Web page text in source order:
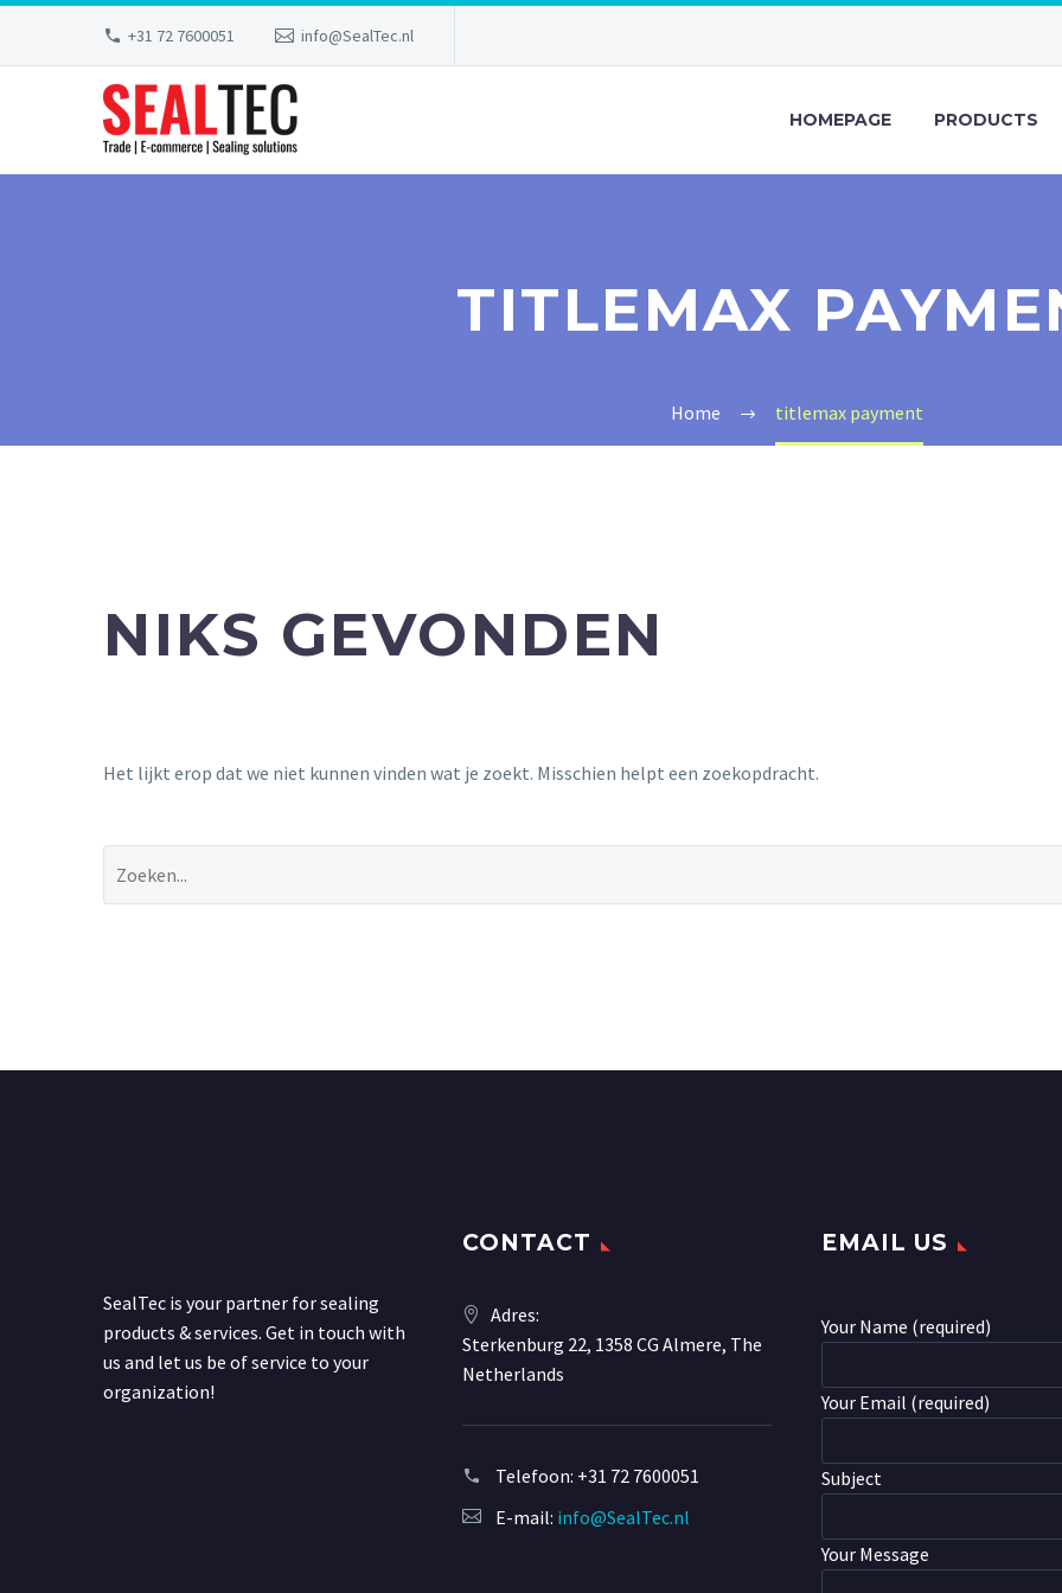
+31 72 7600051 info@SealTec.nl
HOMEPAGE PRODUCTS
TITLEMAX
Home titlemax payment
NIKS GEVONDEN
Het lijkt erop dat we niet kunnen vinden wat je zoekt. Misschien helpt een zoekopdracht.
SealTec is your partner for sealing
products & services. Get in touch with
us and let us be of service to your
organization!
CONTACT
Adres:
Sterkenburg 22, 1358 CG Almere, The
Netherlands
Telefoon: +31 72 7600051
E-mail: info@SealTec.nl
EMAIL US
Your Name (required)
Your Email (required)
Subject
Your Message